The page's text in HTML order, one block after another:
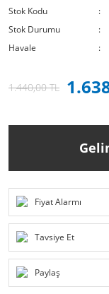
Stok Kodu
Stok Durumu
Havale
1.440,00 TL
Fiyat Alarmı
Tavsiye Et
Paylaş